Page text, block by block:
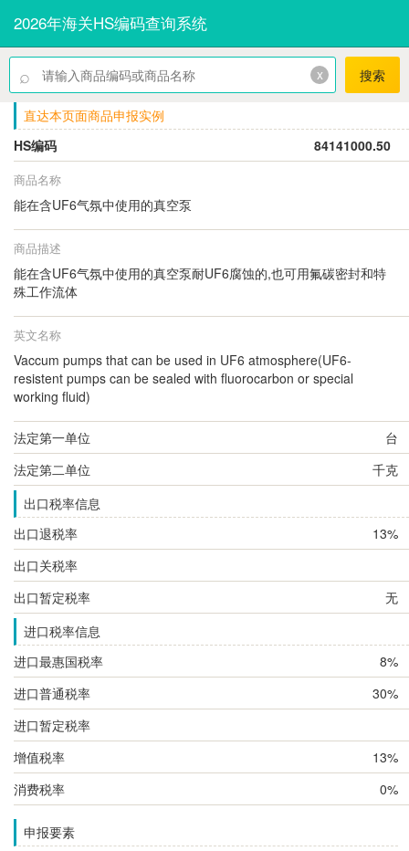
2026年海关HS编码查询系统
⌕ x 搜索
直达本页面商品申报实例
HS编码
84141000.50
商品名称
能在含UF6气氛中使用的真空泵
商品描述
能在含UF6气氛中使用的真空泵耐UF6腐蚀的,也可用氟碳密封和特
殊工作流体
英文名称
Vaccum pumps that can be used in UF6 atmosphere(UF6-
resistent pumps can be sealed with fluorocarbon or special
working fluid)
法定第一单位
台
法定第二单位
千克
出口税率信息
出口退税率
13%
出口关税率
出口暂定税率
无
进口税率信息
进口最惠国税率
8%
进口普通税率
30%
进口暂定税率
增值税率
13%
消费税率
0%
申报要素